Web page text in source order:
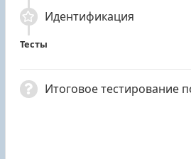
Идентификация
Тесты
Итоговое тестирование